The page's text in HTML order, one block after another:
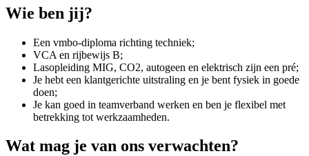
Wie ben jij?
Een vmbo-diploma richting techniek;
VCA en rijbewijs B;
Lasopleiding MIG, CO2, autogeen en elektrisch zijn een pré;
Je hebt een klantgerichte uitstraling en je bent fysiek in goede
doen;
Je kan goed in teamverband werken en ben je flexibel met
betrekking tot werkzaamheden.
Wat mag je van ons verwachten?